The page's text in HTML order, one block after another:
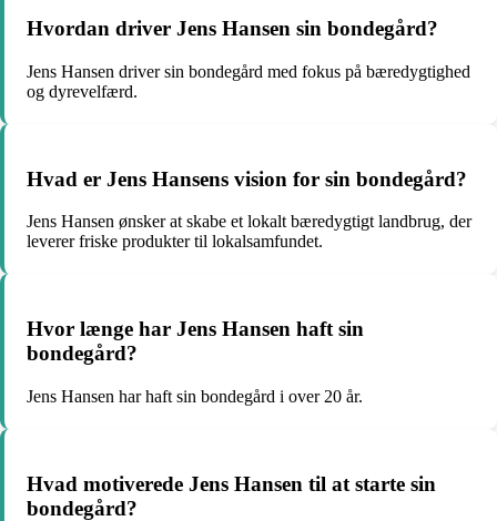
Hvordan driver Jens Hansen sin bondegård?
Jens Hansen driver sin bondegård med fokus på bæredygtighed
og dyrevelfærd.
Hvad er Jens Hansens vision for sin bondegård?
Jens Hansen ønsker at skabe et lokalt bæredygtigt landbrug, der
leverer friske produkter til lokalsamfundet.
Hvor længe har Jens Hansen haft sin
bondegård?
Jens Hansen har haft sin bondegård i over 20 år.
Hvad motiverede Jens Hansen til at starte sin
bondegård?